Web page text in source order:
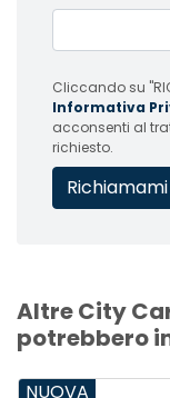
Cliccando su
Informativa
acconsenti al
richiesto.
Altre City
potrebbero
NUOVA